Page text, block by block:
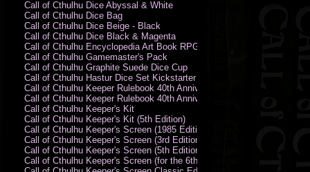
Call of Cthulhu Dice Abyssal & White
Call of Cthulhu Dice Bag
Call of Cthulhu Dice Beige - Black
Call of Cthulhu Dice Black & Magenta
Call of Cthulhu Encyclopedia Art Book RPG KA
Call of Cthulhu Gamemaster's Pack
Call of Cthulhu Graphite Suede Dice Cup
Call of Cthulhu Hastur Dice Set Kickstarter Edition
Call of Cthulhu Keeper Rulebook 40th Anniversary Edition
Call of Cthulhu Keeper Rulebook 40th Anniversary Edition (PDF)
Call of Cthulhu Keeper's Kit
Call of Cthulhu Keeper's Kit (5th Edition)
Call of Cthulhu Keeper's Screen (1985 Edition)
Call of Cthulhu Keeper's Screen (3rd Edition)
Call of Cthulhu Keeper's Screen (5th Edition)
Call of Cthulhu Keeper's Screen (for the 6th Edition Rules)